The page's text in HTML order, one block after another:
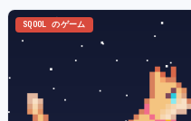
SQOOL のゲーム